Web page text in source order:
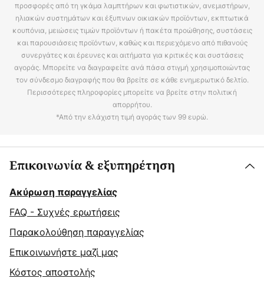
προσφορές από τη γκάμα λαμπτήρων και φωτιστικών, ανεμιστήρων,
ηλιακών συστημάτων και έξυπνων οικιακών προϊόντων, εκπτωτικά
κουπόνια, μειώσεις τιμών προϊόντων ή πακέτα προώθησης, συστάσεις
και παρουσιάσεις προϊόντων, καθώς και περιεχόμενο από πιθανούς
συνεργάτες και έρευνες και αιτήματα για κριτικές και συστάσεις
αγοράς. Μπορείτε να διαγραφείτε ανά πάσα στιγμή χρησιμοποιώντας
τον σύνδεσμο διαγραφής που θα βρείτε σε κάθε ενημερωτικό δελτίο.
Περισσότερες πληροφορίες μπορείτε να βρείτε στην πολιτική
απορρήτου.
*Από την ελάχιστη τιμή αγοράς των 99 ευρώ.
Επικοινωνία & εξυπηρέτηση
Ακύρωση παραγγελίας
FAQ - Συχνές ερωτήσεις
Παρακολούθηση παραγγελίας
Επικοινωνήστε μαζί μας
Κόστος αποστολής